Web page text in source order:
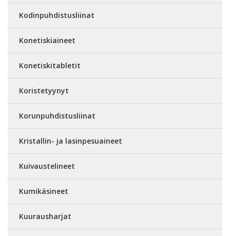
Kodinpuhdistusliinat
Konetiskiaineet
Konetiskitabletit
Koristetyynyt
Korunpuhdistusliinat
Kristallin- ja lasinpesuaineet
Kuivaustelineet
Kumikäsineet
Kuurausharjat